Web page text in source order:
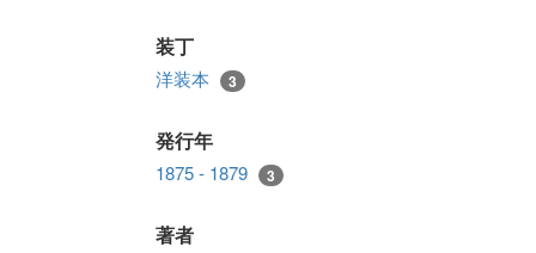
装丁
洋装本 3
発行年
1875 - 1879 3
著者